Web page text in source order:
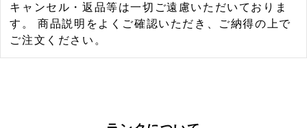
キャンセル・返品等は一切ご遠慮いただいておりま
す。 商品説明をよくご確認いただき、ご納得の上で
ご注文ください。